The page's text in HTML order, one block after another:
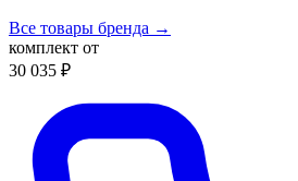
Все товары бренда →
комплект от
30 035 ₽